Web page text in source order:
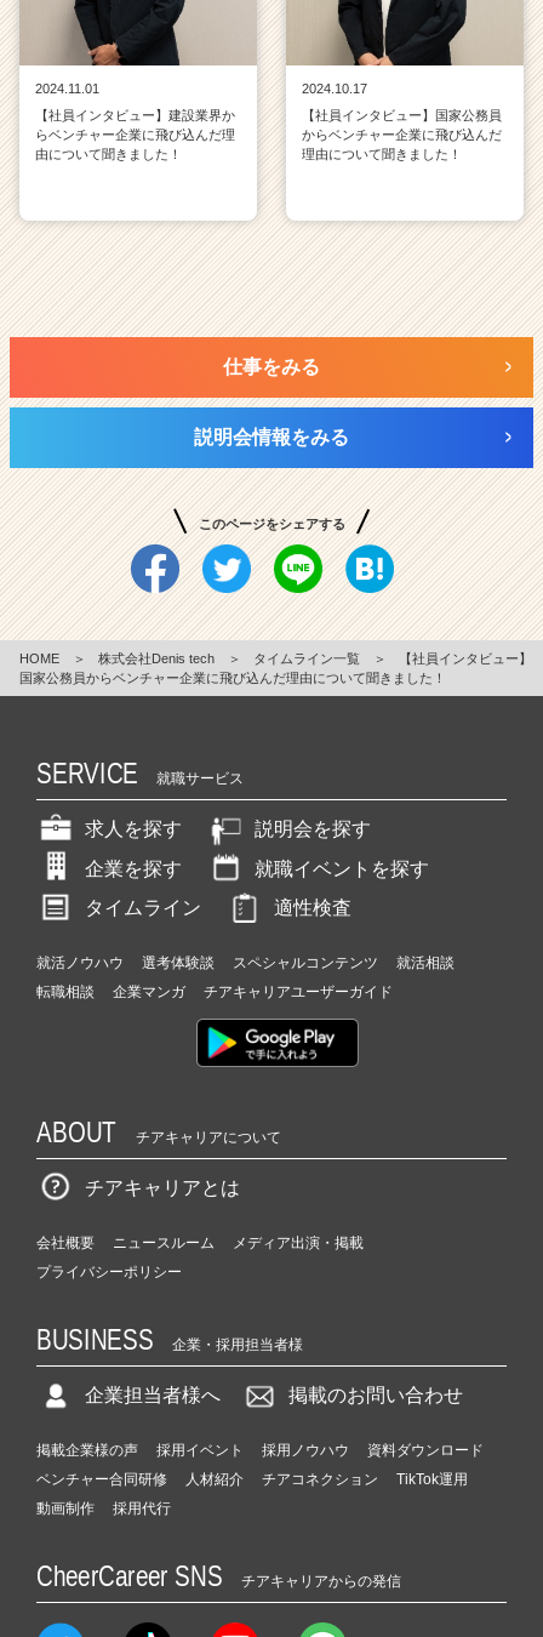
2024.11.01
【社員インタビュー】建設業界か
らベンチャー企業に飛び込んだ理
由について聞きました！
2024.10.17
【社員インタビュー】国家公務員
からベンチャー企業に飛び込んだ
理由について聞きました！
仕事をみる
説明会情報をみる
このページをシェアする
HOME ＞ 株式会社Denis tech ＞ タイムライン一覧 ＞
【社員インタビュー】
国家公務員からベンチャー企業に飛び込んだ理由について聞きました！
SERVICE 就職サービス
求人を探す
説明会を探す
企業を探す
就職イベントを探す
タイムライン
適性検査
就活ノウハウ 選考体験談 スペシャルコンテンツ
就活相談
転職相談
企業マンガ チアキャリアユーザーガイド
ABOUT チアキャリアについて
チアキャリアとは
会社概要 ニュースルーム
メディア出演・掲載
プライバシーポリシー
BUSINESS 企業・採用担当者様
企業担当者様へ 掲載のお問い合わせ
掲載企業様の声 採用イベント 採用ノウハウ
資料ダウンロード
ベンチャー合同研修
人材紹介 チアコネクション
TikTok運用
動画制作
採用代行
CheerCareer SNS チアキャリアからの発信